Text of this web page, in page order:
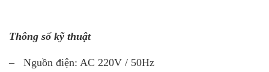
Thông số kỹ thuật
– Nguồn điện: AC 220V / 50Hz